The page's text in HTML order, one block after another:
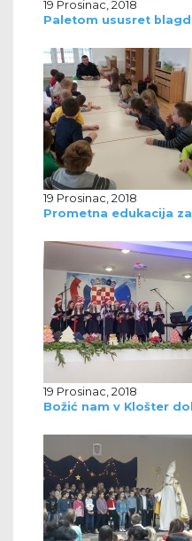
19 Prosinac, 2018
Paletom ususret
19 Prosinac, 2018
Prometna edukacija
19 Prosinac, 2018
Božić nam v Klošter